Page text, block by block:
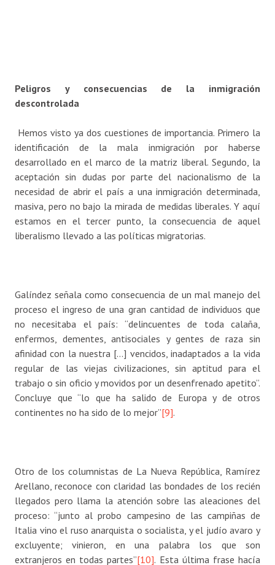
Peligros y consecuencias de la inmigración
descontrolada
Hemos visto ya dos cuestiones de importancia. Primero la
identificación de la mala inmigración por haberse
desarrollado en el marco de la matriz liberal. Segundo, la
aceptación sin dudas por parte del nacionalismo de la
necesidad de abrir el país a una inmigración determinada,
masiva, pero no bajo la mirada de medidas liberales. Y aquí
estamos en el tercer punto, la consecuencia de aquel
liberalismo llevado a las políticas migratorias.
Galíndez señala como consecuencia de un mal manejo del
proceso el ingreso de una gran cantidad de individuos que
no necesitaba el país: “delincuentes de toda calaña,
enfermos, dementes, antisociales y gentes de raza sin
afinidad con la nuestra […] vencidos, inadaptados a la vida
regular de las viejas civilizaciones, sin aptitud para el
trabajo o sin oficio y movidos por un desenfrenado apetito”.
Concluye que “lo que ha salido de Europa y de otros
continentes no ha sido de lo mejor”[9].
Otro de los columnistas de La Nueva República, Ramírez
Arellano, reconoce con claridad las bondades de los recién
llegados pero llama la atención sobre las aleaciones del
proceso: “junto al probo campesino de las campiñas de
Italia vino el ruso anarquista o socialista, y el judío avaro y
excluyente; vinieron, en una palabra los que son
extranjeros en todas partes”[10]. Esta última frase hacía